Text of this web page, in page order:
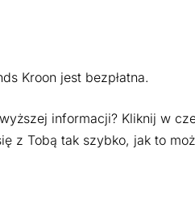
Kroon jest bezpłatna.
informacji? Kliknij w
z Tobą tak szybko, jak to